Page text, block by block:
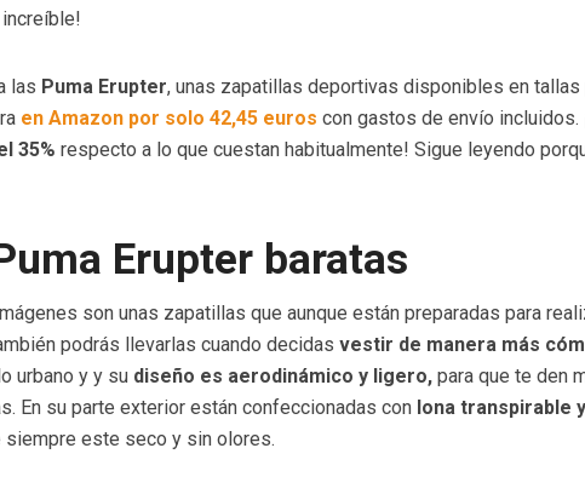
las Puma Erupter, unas zapatillas deportivas disponibles en tallas
en Amazon por solo 42,45 euros con gastos de envío incluidos.
35% respecto a lo que cuestan habitualmente! Sigue leyendo
Erupter baratas
son unas zapatillas que aunque están preparadas para
podrás llevarlas cuando decidas vestir de manera más
urbano y y su diseño es aerodinámico y ligero, para que te den
En su parte exterior están confeccionadas con lona transpirable
siempre este seco y sin olores.